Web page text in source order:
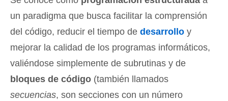
un paradigma que busca facilitar la comprensión
del código, reducir el tiempo de desarrollo y
mejorar la calidad de los programas informáticos,
valiéndose simplemente de subrutinas y de
bloques de código (también llamados
secuencias, son secciones con un número